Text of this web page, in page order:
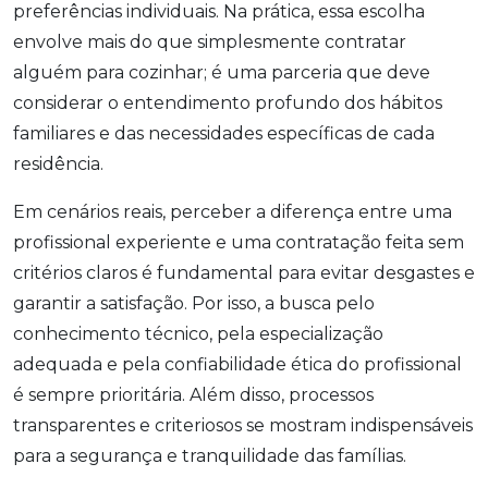
preferências individuais. Na prática, essa escolha
envolve mais do que simplesmente contratar
alguém para cozinhar; é uma parceria que deve
considerar o entendimento profundo dos hábitos
familiares e das necessidades específicas de cada
residência.
Em cenários reais, perceber a diferença entre uma
profissional experiente e uma contratação feita sem
critérios claros é fundamental para evitar desgastes e
garantir a satisfação. Por isso, a busca pelo
conhecimento técnico, pela especialização
adequada e pela confiabilidade ética do profissional
é sempre prioritária. Além disso, processos
transparentes e criteriosos se mostram indispensáveis
para a segurança e tranquilidade das famílias.